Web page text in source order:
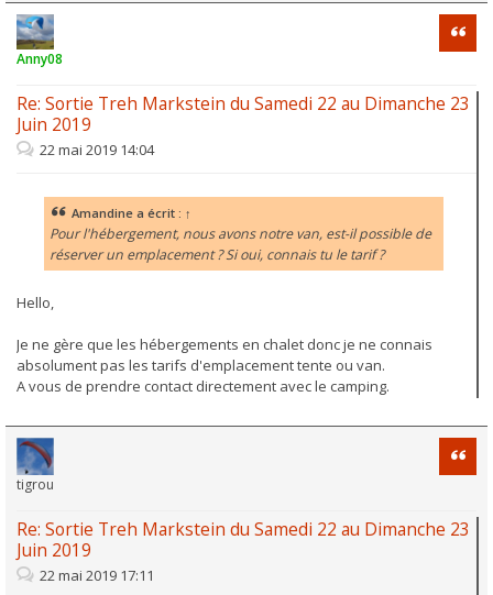
Anny08
Re: Sortie Treh Markstein du Samedi 22 au Dimanche 23
Juin 2019
22 mai 2019 14:04
Amandine a écrit : ↑
Pour l'hébergement, nous avons notre van, est-il possible de
réserver un emplacement ? Si oui, connais tu le tarif ?
Hello,
Je ne gère que les hébergements en chalet donc je ne connais
absolument pas les tarifs d'emplacement tente ou van.
A vous de prendre contact directement avec le camping.
tigrou
Re: Sortie Treh Markstein du Samedi 22 au Dimanche 23
Juin 2019
22 mai 2019 17:11